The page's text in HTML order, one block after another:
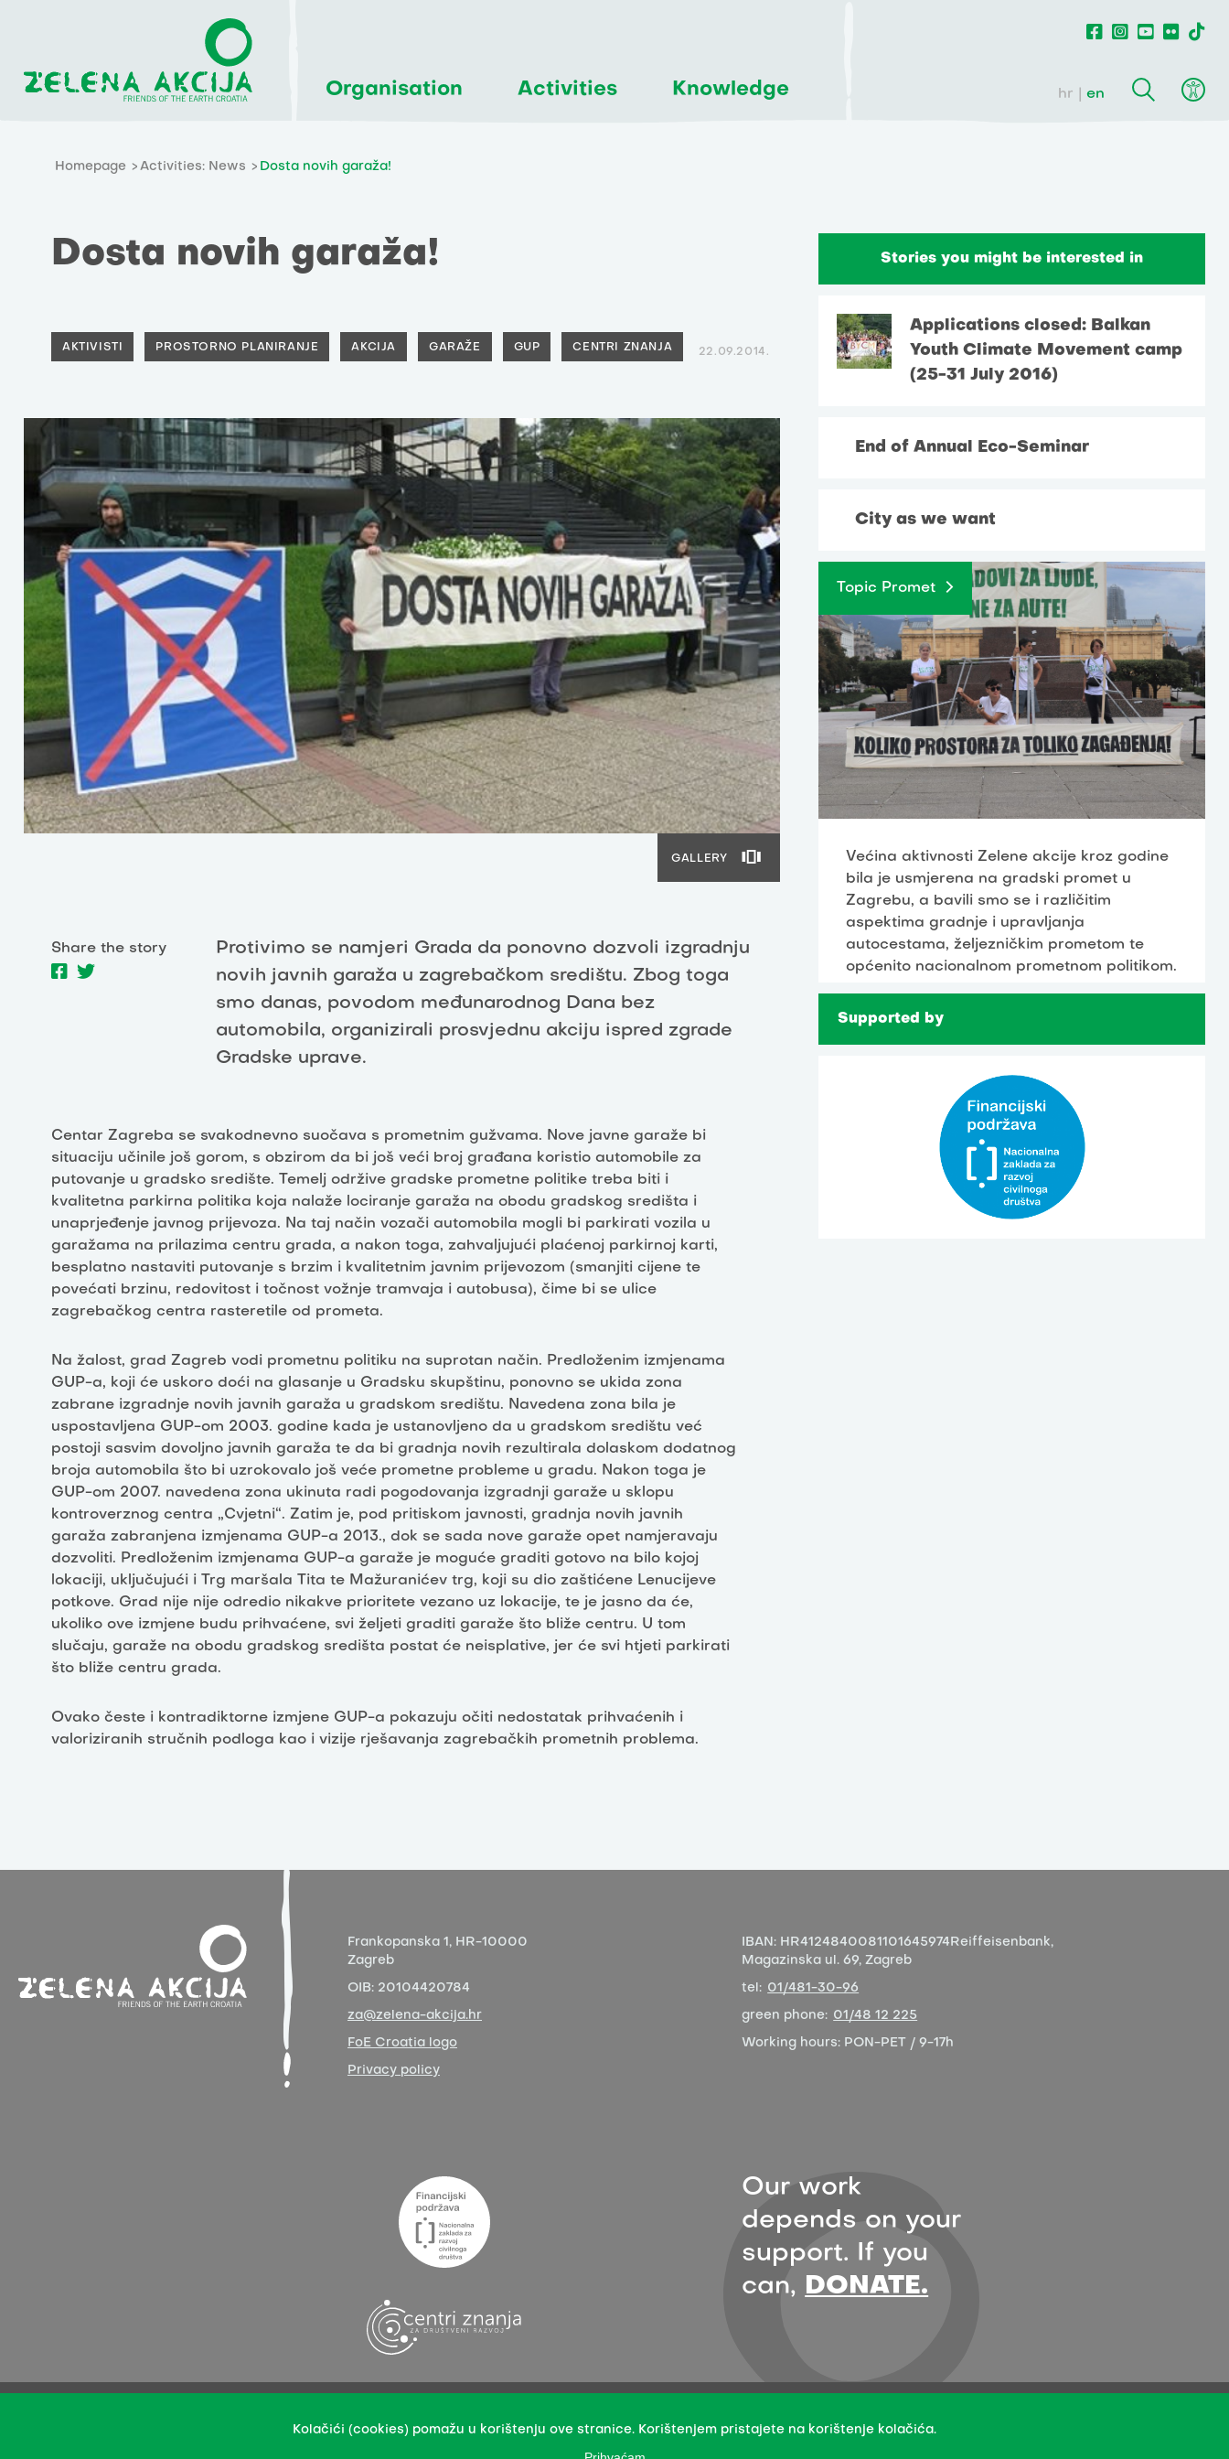
Organisation Activities Knowledge hr en
Homepage Activities: News Dosta novih garaža!
Dosta novih garaža!
AKTIVISTI PROSTORNO PLANIRANJE AKCIJA GARAŽE GUP CENTRI ZNANJA 22.09.2014.
GALLERY
Share the story
Protivimo se namjeri Grada da ponovno dozvoli izgradnju
novih javnih garaža u zagrebačkom središtu. Zbog toga
smo danas, povodom međunarodnog Dana bez
automobila, organizirali prosvjednu akciju ispred zgrade
Gradske uprave.
Centar Zagreba se svakodnevno suočava s prometnim gužvama. Nove javne garaže bi
situaciju učinile još gorom, s obzirom da bi još veći broj građana koristio automobile za
putovanje u gradsko središte. Temelj održive gradske prometne politike treba biti i
kvalitetna parkirna politika koja nalaže lociranje garaža na obodu gradskog središta i
unaprjeđenje javnog prijevoza. Na taj način vozači automobila mogli bi parkirati vozila u
garažama na prilazima centru grada, a nakon toga, zahvaljujući plaćenoj parkirnoj karti,
besplatno nastaviti putovanje s brzim i kvalitetnim javnim prijevozom (smanjiti cijene te
povećati brzinu, redovitost i točnost vožnje tramvaja i autobusa), čime bi se ulice
zagrebačkog centra rasteretile od prometa.
Na žalost, grad Zagreb vodi prometnu politiku na suprotan način. Predloženim izmjenama
GUP-a, koji će uskoro doći na glasanje u Gradsku skupštinu, ponovno se ukida zona
zabrane izgradnje novih javnih garaža u gradskom središtu. Navedena zona bila je
uspostavljena GUP-om 2003. godine kada je ustanovljeno da u gradskom središtu već
postoji sasvim dovoljno javnih garaža te da bi gradnja novih rezultirala dolaskom dodatnog
broja automobila što bi uzrokovalo još veće prometne probleme u gradu. Nakon toga je
GUP-om 2007. navedena zona ukinuta radi pogodovanja izgradnji garaže u sklopu
kontroverznog centra „Cvjetni“. Zatim je, pod pritiskom javnosti, gradnja novih javnih
garaža zabranjena izmjenama GUP-a 2013., dok se sada nove garaže opet namjeravaju
dozvoliti. Predloženim izmjenama GUP-a garaže je moguće graditi gotovo na bilo kojoj
lokaciji, uključujući i Trg maršala Tita te Mažuranićev trg, koji su dio zaštićene Lenucijeve
potkove. Grad nije nije odredio nikakve prioritete vezano uz lokacije, te je jasno da će,
ukoliko ove izmjene budu prihvaćene, svi željeti graditi garaže što bliže centru. U tom
slučaju, garaže na obodu gradskog središta postat će neisplative, jer će svi htjeti parkirati
što bliže centru grada.
Ovako česte i kontradiktorne izmjene GUP-a pokazuju očiti nedostatak prihvaćenih i
valoriziranih stručnih podloga kao i vizije rješavanja zagrebačkih prometnih problema.
Stories you might be interested in
Applications closed: Balkan
Youth Climate Movement camp
(25-31 July 2016)
End of Annual Eco-Seminar
City as we want
Topic Promet
Većina aktivnosti Zelene akcije kroz godine
bila je usmjerena na gradski promet u
Zagrebu, a bavili smo se i različitim
aspektima gradnje i upravljanja
autocestama, željezničkim prometom te
općenito nacionalnom prometnom politikom.
Supported by
Frankopanska 1, HR-10000
Zagreb
OIB: 20104420784
za@zelena-akcija.hr
FoE Croatia logo
Privacy policy
IBAN: HR4124840081101645974 Reiffeisenbank,
Magazinska ul. 69, Zagreb
tel: 01/481-30-96
green phone: 01/48 12 225
Working hours: PON-PET / 9-17h
Our work
depends on your
support. If you
can,
DONATE.
International License.
This permission does not apply to stock photos and embedded content of other creators.
Kolačići (cookies) pomažu u korištenju ove stranice. Korištenjem pristajete na korištenje kolačića.